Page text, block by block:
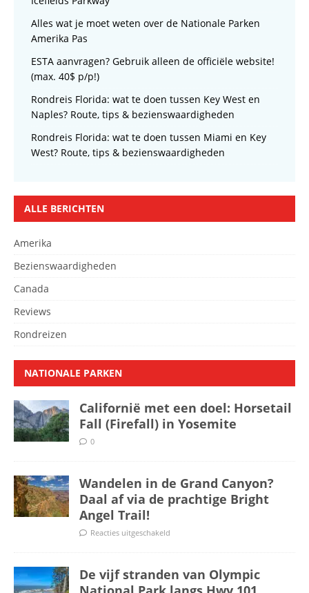
Alles wat je moet weten over de Nationale Parken
Amerika Pas
ESTA aanvragen? Gebruik alleen de officiële website!
(max. 40$ p/p!)
Rondreis Florida: wat te doen tussen Key West en
Naples? Route, tips & bezienswaardigheden
Rondreis Florida: wat te doen tussen Miami en Key
West? Route, tips & bezienswaardigheden
ALLE BERICHTEN
Amerika
Bezienswaardigheden
Canada
Reviews
Rondreizen
NATIONALE PARKEN
Californië met een doel: Horsetail
Fall (Firefall) in Yosemite
0
Wandelen in de Grand Canyon?
Daal af via de prachtige Bright
Angel Trail!
Reacties uitgeschakeld
De vijf stranden van Olympic